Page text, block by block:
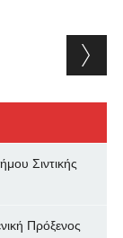
Σιντικής
Πρόξενος